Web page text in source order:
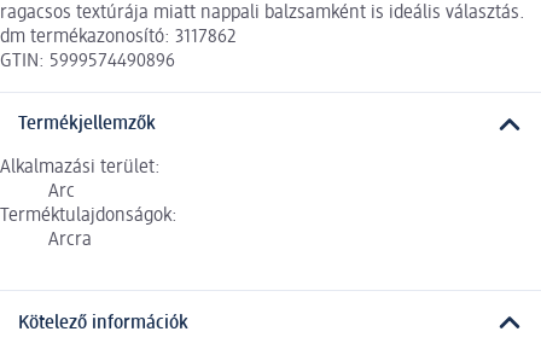
ragacsos textúrája miatt nappali balzsamként is ideális választás.
dm termékazonosító: 3117862
GTIN: 5999574490896
Termékjellemzők
Alkalmazási terület:
Arc
Terméktulajdonságok:
Arcra
Kötelező információk